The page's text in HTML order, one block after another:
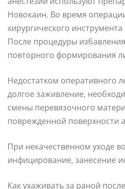
Новокаин. Во время
хирургического
После процедуры
повторного формирования
Недостатком оперативного
долгое заживление,
смены перевязочного
поврежденной поверхности
При некачественном уходе
инфицирование, занесение
Как ухаживать за раной